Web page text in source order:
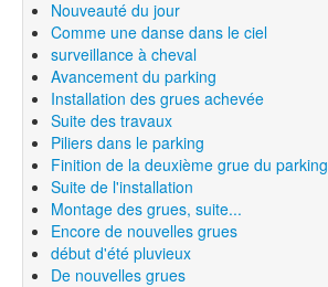
Nouveauté du jour
Comme une danse dans le ciel
surveillance à cheval
Avancement du parking
Installation des grues achevée
Suite des travaux
Piliers dans le parking
Finition de la deuxième grue du parking
Suite de l'installation
Montage des grues, suite...
Encore de nouvelles grues
début d'été pluvieux
De nouvelles grues